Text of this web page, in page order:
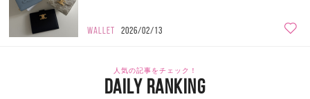
WALLET 2026/02/13
人気の記事をチェック！
DAILY RANKING